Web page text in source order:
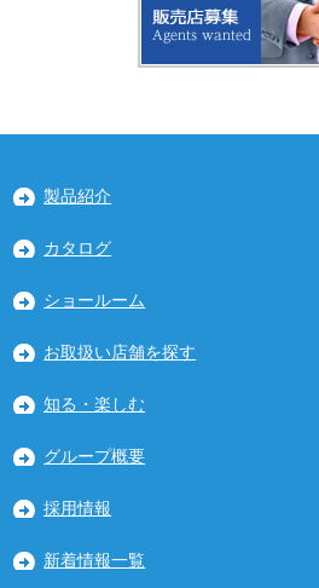
製品紹介
カタログ
ショールーム
お取扱い店舗を探す
知る・楽しむ
グループ概要
採用情報
新着情報一覧